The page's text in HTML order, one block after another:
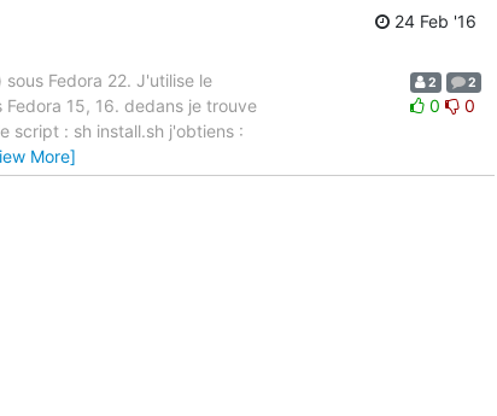
24 Feb '16
Fedora 22. J'utilise le
15, 16. dedans je trouve
script : sh install.sh j'obtiens :
More]
2 2
0 0